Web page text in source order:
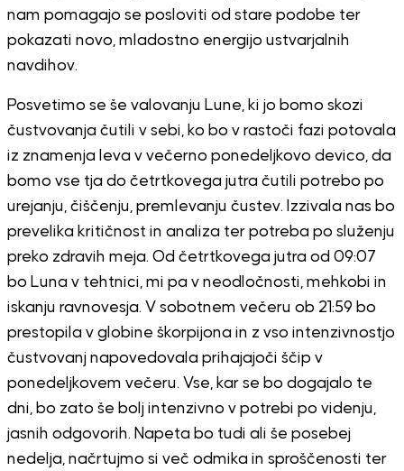
nam pomagajo se posloviti od stare podobe ter
pokazati novo, mladostno energijo ustvarjalnih
navdihov.
Posvetimo se še valovanju Lune, ki jo bomo skozi
čustvovanja čutili v sebi, ko bo v rastoči fazi potovala
iz znamenja leva v večerno ponedeljkovo devico, da
bomo vse tja do četrtkovega jutra čutili potrebo po
urejanju, čiščenju, premlevanju čustev. Izzivala nas bo
prevelika kritičnost in analiza ter potreba po služenju
preko zdravih meja. Od četrtkovega jutra od 09:07
bo Luna v tehtnici, mi pa v neodločnosti, mehkobi in
iskanju ravnovesja. V sobotnem večeru ob 21:59 bo
prestopila v globine škorpijona in z vso intenzivnostjo
čustvovanj napovedovala prihajajoči ščip v
ponedeljkovem večeru. Vse, kar se bo dogajalo te
dni, bo zato še bolj intenzivno v potrebi po videnju,
jasnih odgovorih. Napeta bo tudi ali še posebej
nedelja, načrtujmo si več odmika in sproščenosti ter